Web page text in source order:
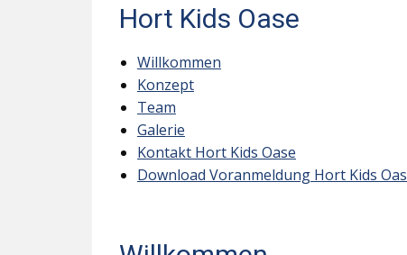
Hort Kids Oase
Willkommen
Konzept
Team
Galerie
Kontakt Hort Kids Oase
Download Voranmeldung Hort Kids